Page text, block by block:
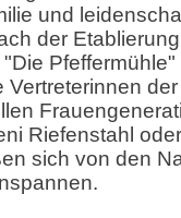
und
der
Vertreterinnen
Riefenstahl
sich von den